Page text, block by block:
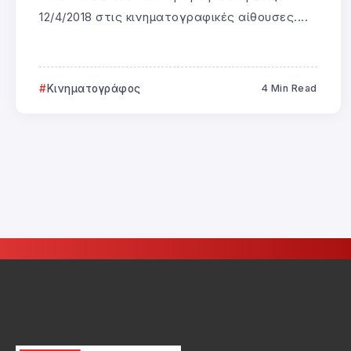
12/4/2018 στις κινηματογραφικές αίθουσες....
Κινηματογράφος 4 Min Read